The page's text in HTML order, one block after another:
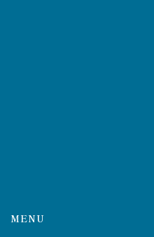
MENU